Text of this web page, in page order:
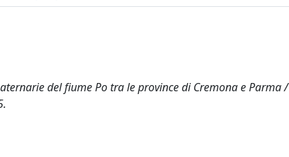
del fiume Po tra le province di Cremona e Parma /